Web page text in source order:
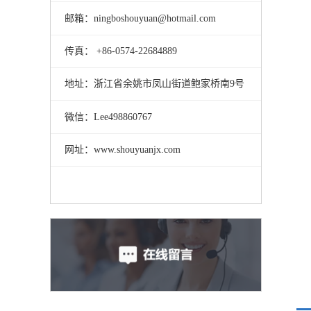
邮箱：ningboshouyuan@hotmail.com
传真： +86-0574-22684889
地址：浙江省余姚市凤山街道鲍家桥南9号
微信：Lee498860767
网址：www.shouyuanjx.com